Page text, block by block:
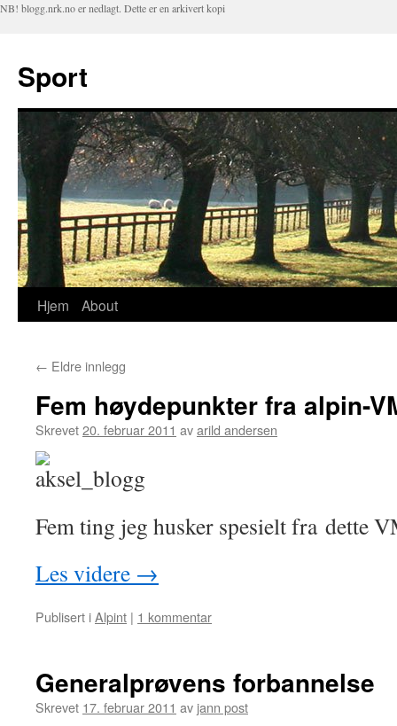
NB! blogg.nrk.no er nedlagt. Dette er en arkivert kopi
Sport
Hopp
innhold
Hjem About
← Eldre innlegg
Fem høydepunkter fra alpin-
Skrevet20. februar 2011 avarild andersen
Fem ting jeg husker spesielt fra dette
Les videre →
Publisert iAlpint | 1 kommentar
Generalprøvens forbannelse
Skrevet 17. februar 2011 av jann post